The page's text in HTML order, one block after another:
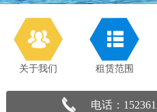
关于我们 租赁范围
电话：